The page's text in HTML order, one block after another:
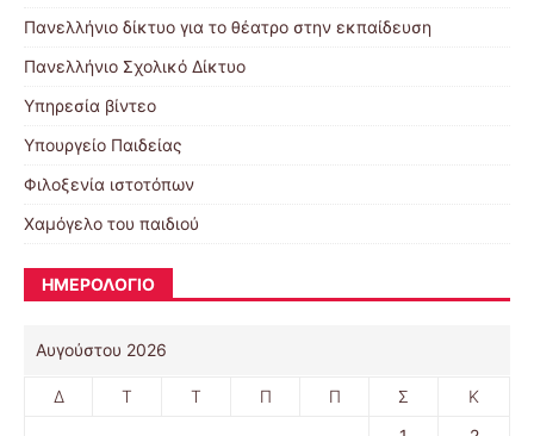
Πανελλήνιο δίκτυο για το θέατρο στην εκπαίδευση
Πανελλήνιο Σχολικό Δίκτυο
Υπηρεσία βίντεο
Υπουργείο Παιδείας
Φιλοξενία ιστοτόπων
Χαμόγελο του παιδιού
ΗΜΕΡΟΛΟΓΙΟ
Αυγούστου 2026
Δ Τ Τ Π Π Σ Κ